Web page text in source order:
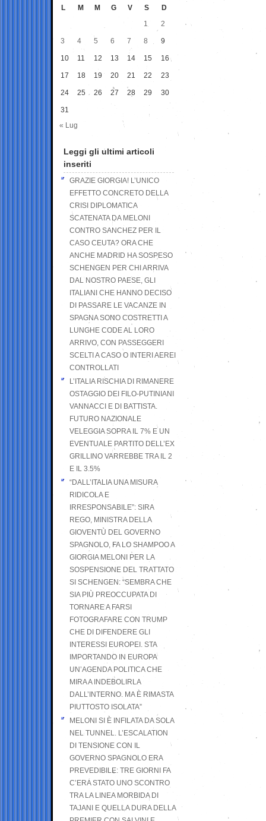
L M M G V S
D
1
2
3 4 5 6 7 8 9
10 11 12 13 14 15 16
17 18 19 20 21 22 23
24 25 26 27 28 29 30
31
« Lug
Leggi gli ultimi articoli
inseriti
GRAZIE GIORGIA! L’UNICO
EFFETTO CONCRETO DELLA
CRISI DIPLOMATICA
SCATENATA DA MELONI
CONTRO SANCHEZ PER IL
CASO CEUTA? ORA CHE
ANCHE MADRID HA SOSPESO
SCHENGEN PER CHI ARRIVA
DAL NOSTRO PAESE, GLI
ITALIANI CHE HANNO DECISO
DI PASSARE LE VACANZE IN
SPAGNA SONO COSTRETTI A
LUNGHE CODE AL LORO
ARRIVO, CON PASSEGGERI
SCELTI A CASO O INTERI AEREI
CONTROLLATI
L’ITALIA RISCHIA DI RIMANERE
OSTAGGIO DEI FILO-PUTINIANI
VANNACCI E DI BATTISTA.
FUTURO NAZIONALE
VELEGGIA SOPRA IL 7% E UN
EVENTUALE PARTITO DELL’EX
GRILLINO VARREBBE TRA IL 2
E IL 3.5%
“DALL’ITALIA UNA MISURA
RIDICOLA E
IRRESPONSABILE”: SIRA
REGO, MINISTRA DELLA
GIOVENTÙ DEL GOVERNO
SPAGNOLO, FA LO SHAMPOO A
GIORGIA MELONI PER LA
SOSPENSIONE DEL TRATTATO
SI SCHENGEN: “SEMBRA CHE
SIA PIÙ PREOCCUPATA DI
TORNARE A FARSI
FOTOGRAFARE CON TRUMP
CHE DI DIFENDERE GLI
INTERESSI EUROPEI. STA
IMPORTANDO IN EUROPA
UN’AGENDA POLITICA CHE
MIRA A INDEBOLIRLA
DALL’INTERNO. MA È RIMASTA
PIUTTOSTO ISOLATA”
MELONI SI È INFILATA DA SOLA
NEL TUNNEL. L’ESCALATION
DI TENSIONE CON IL
GOVERNO SPAGNOLO ERA
PREVEDIBILE: TRE GIORNI FA
C’ERA STATO UNO SCONTRO
TRA LA LINEA MORBIDA DI
TAJANI E QUELLA DURA DELLA